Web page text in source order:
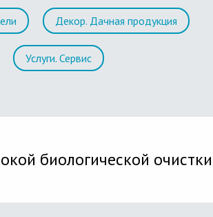
Декор. Дачная продукция
Услуги. Сервис
биологической очистки